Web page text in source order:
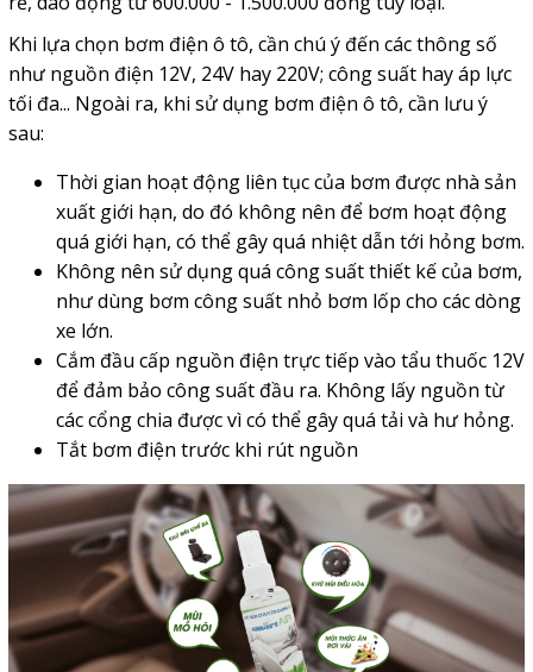
Khi lựa chọn bơm điện ô tô, cần chú ý đến các thông số
như nguồn điện 12V, 24V hay 220V; công suất hay áp lực
tối đa... Ngoài ra, khi sử dụng bơm điện ô tô, cần lưu ý
sau:
Thời gian hoạt động liên tục của bơm được nhà sản
xuất giới hạn, do đó không nên để bơm hoạt động
quá giới hạn, có thể gây quá nhiệt dẫn tới hỏng bơm.
Không nên sử dụng quá công suất thiết kế của bơm,
như dùng bơm công suất nhỏ bơm lốp cho các dòng
xe lớn.
Cắm đầu cấp nguồn điện trực tiếp vào tẩu thuốc 12V
để đảm bảo công suất đầu ra. Không lấy nguồn từ
các cổng chia được vì có thể gây quá tải và hư hỏng.
Tắt bơm điện trước khi rút nguồn